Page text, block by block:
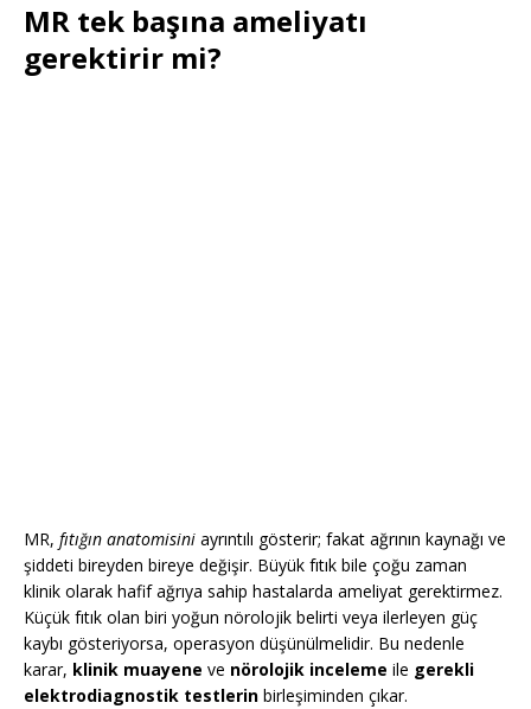
MR tek başına ameliyatı
gerektirir mi?
MR, fıtığın anatomisini ayrıntılı gösterir; fakat ağrının kaynağı ve
şiddeti bireyden bireye değişir. Büyük fıtık bile çoğu zaman
klinik olarak hafif ağrıya sahip hastalarda ameliyat gerektirmez.
Küçük fıtık olan biri yoğun nörolojik belirti veya ilerleyen güç
kaybı gösteriyorsa, operasyon düşünülmelidir. Bu nedenle
karar, klinik muayene ve nörolojik inceleme ile gerekli
elektrodiagnostik testlerin birleşiminden çıkar.